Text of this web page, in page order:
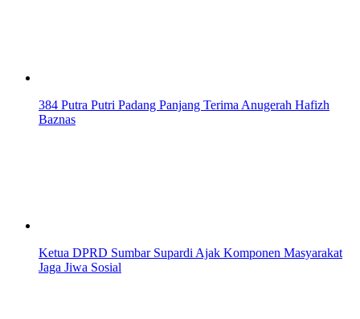
384 Putra Putri Padang Panjang Terima Anugerah Hafizh
Baznas
Ketua DPRD Sumbar Supardi Ajak Komponen Masyarakat
Jaga Jiwa Sosial